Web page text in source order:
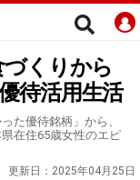
くりから
待活用生活
た優待銘柄」から、
在住65歳女性のエピ
更新日： 2025年04月25日